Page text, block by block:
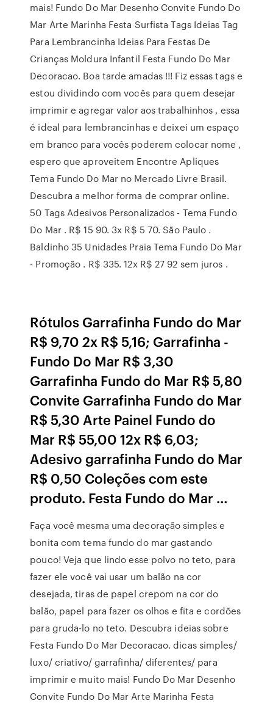
mais! Fundo Do Mar Desenho Convite Fundo Do
Mar Arte Marinha Festa Surfista Tags Ideias Tag
Para Lembrancinha Ideias Para Festas De
Crianças Moldura Infantil Festa Fundo Do Mar
Decoracao. Boa tarde amadas !!! Fiz essas tags e
estou dividindo com vocês para quem desejar
imprimir e agregar valor aos trabalhinhos , essa
é ideal para lembrancinhas e deixei um espaço
em branco para vocês poderem colocar nome ,
espero que aproveitem Encontre Apliques
Tema Fundo Do Mar no Mercado Livre Brasil.
Descubra a melhor forma de comprar online.
50 Tags Adesivos Personalizados - Tema Fundo
Do Mar . R$ 15 90. 3x R$ 5 70. São Paulo .
Baldinho 35 Unidades Praia Tema Fundo Do Mar
- Promoção . R$ 335. 12x R$ 27 92 sem juros .
Rótulos Garrafinha Fundo do Mar
R$ 9,70 2x R$ 5,16; Garrafinha -
Fundo Do Mar R$ 3,30
Garrafinha Fundo do Mar R$ 5,80
Convite Garrafinha Fundo do Mar
R$ 5,30 Arte Painel Fundo do
Mar R$ 55,00 12x R$ 6,03;
Adesivo garrafinha Fundo do Mar
R$ 0,50 Coleções com este
produto. Festa Fundo do Mar …
Faça você mesma uma decoração simples e
bonita com tema fundo do mar gastando
pouco! Veja que lindo esse polvo no teto, para
fazer ele você vai usar um balão na cor
desejada, tiras de papel crepom na cor do
balão, papel para fazer os olhos e fita e cordões
para gruda-lo no teto. Descubra ideias sobre
Festa Fundo Do Mar Decoracao. dicas simples/
luxo/ criativo/ garrafinha/ diferentes/ para
imprimir e muito mais! Fundo Do Mar Desenho
Convite Fundo Do Mar Arte Marinha Festa